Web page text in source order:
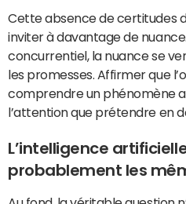
Cette absence de certitudes
inviter à davantage de
concurrentiel, la nuance se
les promesses. Affirmer que
comprendre un phénomène
l’attention que prétendre en
L’intelligence
probablement les